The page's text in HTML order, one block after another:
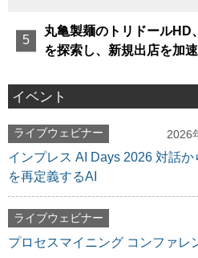
丸亀製麺のトリドールHD
を探索し、新規出店を加速
イベント
ライブウェビナー 2026
インプレス AI Days 2026 対話
を再定義するAI
ライブウェビナー
プロセスマイニング コンファレ